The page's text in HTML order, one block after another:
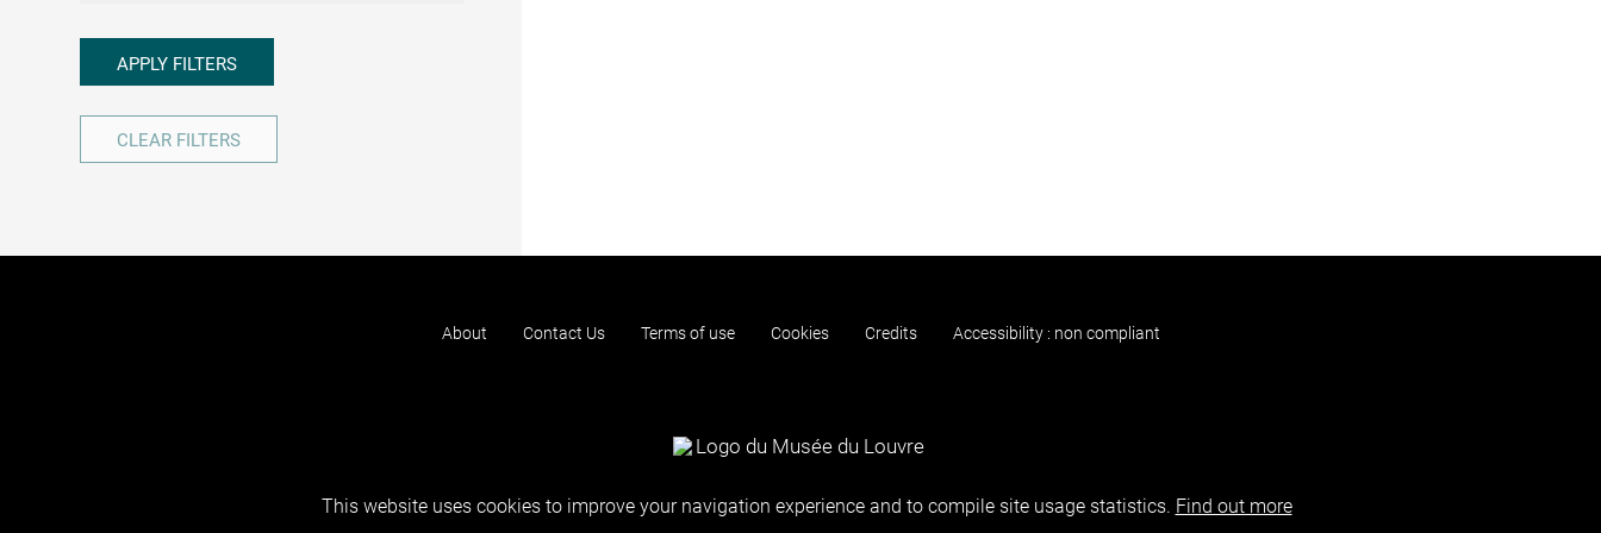
APPLY FILTERS
CLEAR FILTERS
About Contact Us Terms of use Cookies Credits Accessibility : non compliant
This website uses cookies to improve your navigation experience and to compile site usage statistics. Find out more